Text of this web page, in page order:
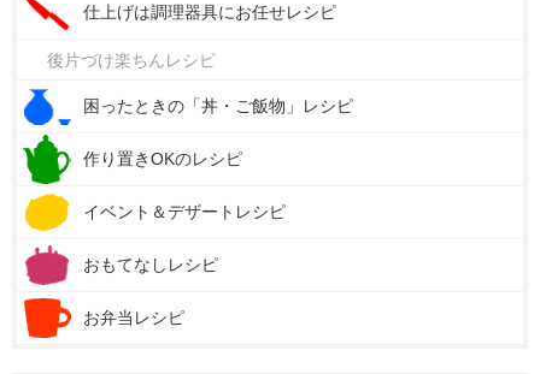
仕上げは調理器具にお任せレシピ
後片づけ楽ちんレシピ
困ったときの「丼・ご飯物」レシピ
作り置きOKのレシピ
イベント＆デザートレシピ
おもてなしレシピ
お弁当レシピ